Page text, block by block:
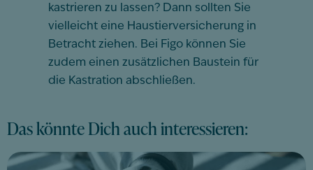
kastrieren zu lassen? Dann sollten Sie
vielleicht eine Haustierversicherung in
Betracht ziehen. Bei Figo können Sie
zudem einen zusätzlichen Baustein für
die Kastration abschließen.
Das könnte Dich auch interessieren: